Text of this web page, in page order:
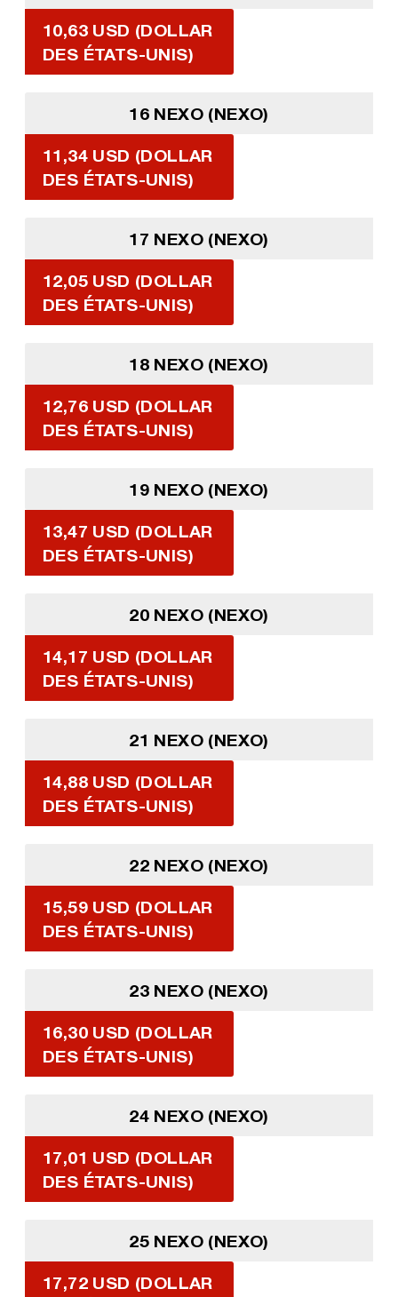
10,63 USD (DOLLAR
DES ÉTATS-UNIS)
16 NEXO (NEXO)
11,34 USD (DOLLAR
DES ÉTATS-UNIS)
17 NEXO (NEXO)
12,05 USD (DOLLAR
DES ÉTATS-UNIS)
18 NEXO (NEXO)
12,76 USD (DOLLAR
DES ÉTATS-UNIS)
19 NEXO (NEXO)
13,47 USD (DOLLAR
DES ÉTATS-UNIS)
20 NEXO (NEXO)
14,17 USD (DOLLAR
DES ÉTATS-UNIS)
21 NEXO (NEXO)
14,88 USD (DOLLAR
DES ÉTATS-UNIS)
22 NEXO (NEXO)
15,59 USD (DOLLAR
DES ÉTATS-UNIS)
23 NEXO (NEXO)
16,30 USD (DOLLAR
DES ÉTATS-UNIS)
24 NEXO (NEXO)
17,01 USD (DOLLAR
DES ÉTATS-UNIS)
25 NEXO (NEXO)
17,72 USD (DOLLAR